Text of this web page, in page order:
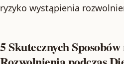
ryzyko wystąpienia
5 Skutecznych